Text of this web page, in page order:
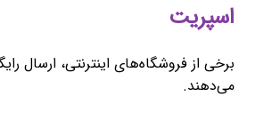
اسپریت
برخی از فروشگاه‌های اینترنتی، ارسال
می‌دهند.